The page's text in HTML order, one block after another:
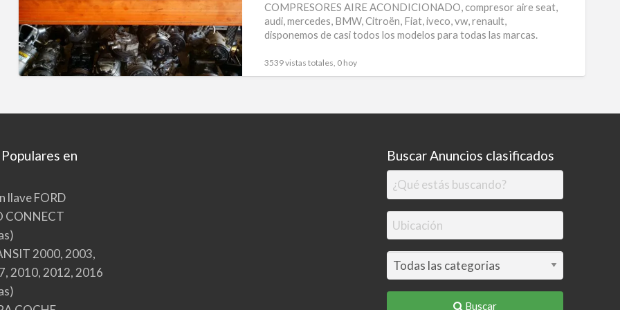
aire
COMPRESORES AIRE ACONDICIONADO, compresor aire seat,
audi, mercedes, BMW, Citroën, Fiat, iveco, vw, renault,
disponemos de casi todos los modelos para todas las marcas.
3539 vistas totales, 0 hoy
en
llave FORD
CONNECT
2000, 2003,
2010, 2012, 2016
Buscar Anuncios clasificados
Buscar